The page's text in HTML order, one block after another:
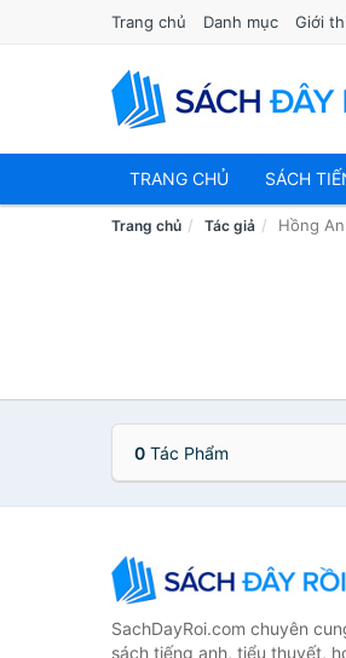
Trang chủ Danh mục Giới
TRANG CHỦ SÁCH
Trang chủ Tác giả Hồng
0 Tác Phẩm
SachDayRoi.com chuyên
sách tiếng anh, tiểu thuyết,